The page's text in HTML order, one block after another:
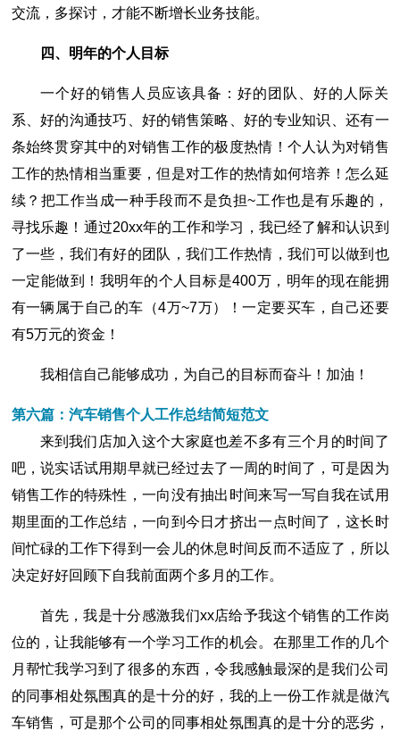
交流，多探讨，才能不断增长业务技能。
四、明年的个人目标
一个好的销售人员应该具备：好的团队、好的人际关
系、好的沟通技巧、好的销售策略、好的专业知识、还有一
条始终贯穿其中的对销售工作的极度热情！个人认为对销售
工作的热情相当重要，但是对工作的热情如何培养！怎么延
续？把工作当成一种手段而不是负担~工作也是有乐趣的，
寻找乐趣！通过20xx年的工作和学习，我已经了解和认识到
了一些，我们有好的团队，我们工作热情，我们可以做到也
一定能做到！我明年的个人目标是400万，明年的现在能拥
有一辆属于自己的车（4万~7万）！一定要买车，自己还要
有5万元的资金！
我相信自己能够成功，为自己的目标而奋斗！加油！
第六篇：汽车销售个人工作总结简短范文
来到我们店加入这个大家庭也差不多有三个月的时间了
吧，说实话试用期早就已经过去了一周的时间了，可是因为
销售工作的特殊性，一向没有抽出时间来写一写自我在试用
期里面的工作总结，一向到今日才挤出一点时间了，这长时
间忙碌的工作下得到一会儿的休息时间反而不适应了，所以
决定好好回顾下自我前面两个多月的工作。
首先，我是十分感激我们xx店给予我这个销售的工作岗
位的，让我能够有一个学习工作的机会。在那里工作的几个
月帮忙我学习到了很多的东西，令我感触最深的是我们公司
的同事相处氛围真的是十分的好，我的上一份工作就是做汽
车销售，可是那个公司的同事相处氛围真的是十分的恶劣，